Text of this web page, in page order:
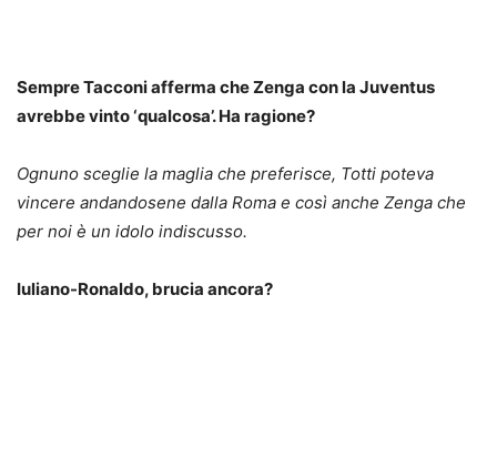
Sempre Tacconi afferma che Zenga con la Juventus
avrebbe vinto ‘qualcosa’. Ha ragione?
Ognuno sceglie la maglia che preferisce, Totti poteva
vincere andandosene dalla Roma e così anche Zenga che
per noi è un idolo indiscusso.
Iuliano-Ronaldo, brucia ancora?